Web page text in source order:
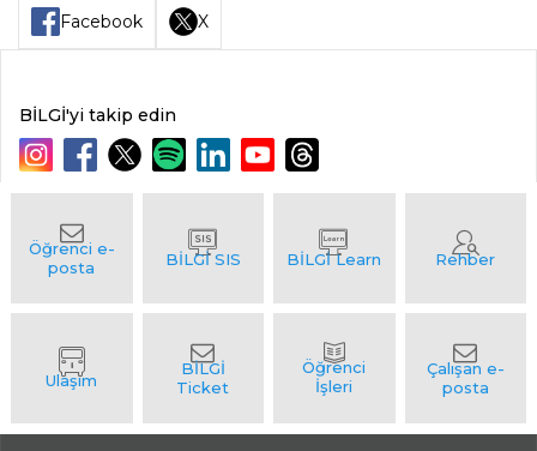
Facebook X
BİLGİ'yi takip edin